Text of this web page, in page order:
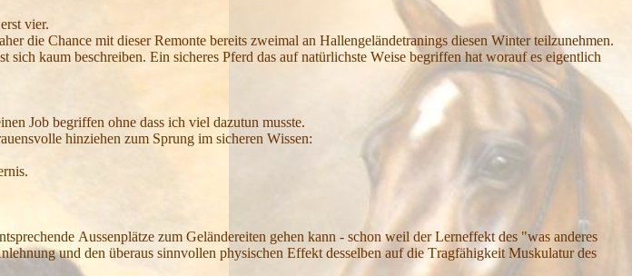
erst vier.
die Chance mit dieserRemonte bereits zweimal an Hallengeländetranings diesen Winter teilzunehmen.
sich kaum beschreiben. Ein sicheres Pferd das auf natürlichste Weise begriffen hat worauf es eigentlich
Job begriffen ohne dass ich viel dazutun musste.
hinziehen zum Sprung im sicheren Wissen:
echende Aussenplätze zum Geländereiten gehen kann - schon weil derLerneffekt des "was anderes
nlehnung und den überaus sinnvollen physischen Effekt desselben auf die Tragfähigkeit Muskulatur des